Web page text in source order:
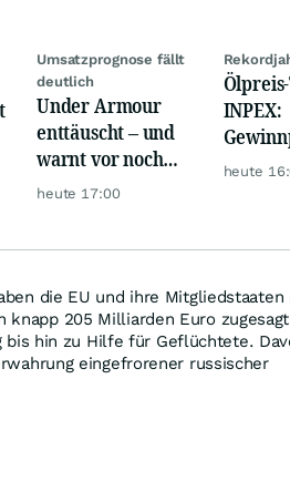
Umsatzprognose fällt
deutlich
Under Armour
enttäuscht – und
warnt vor noch
schwächeren
heute 17:00
INPEX:
schießt
heute
die EU und ihre Mitgliedstaaten
knapp 205 Milliarden Euro
hin zu Hilfe für Geflüchtete.
eingefrorener russischer